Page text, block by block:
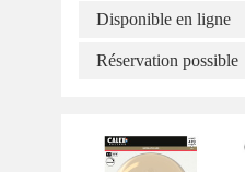
Disponible en ligne
Réservation possible